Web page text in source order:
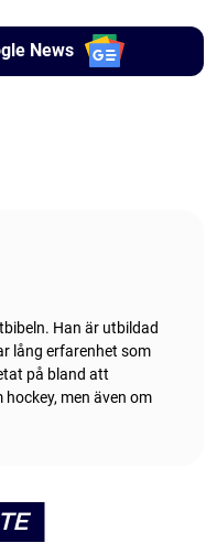
News
Han är utbildad
lång erfarenhet som
på bland att
men även om